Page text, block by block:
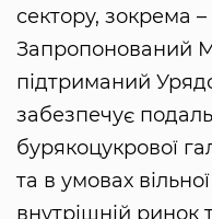
сектору, зокрема –
Запропонований
підтриманий
забезпечує
бурякоцукрової
та в умовах
внутрішній ринок